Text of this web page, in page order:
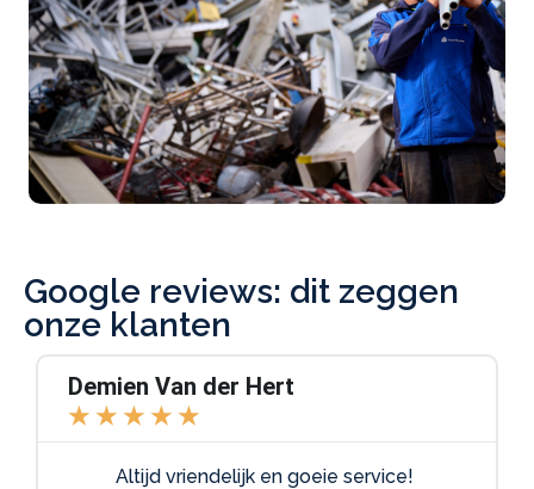
Google reviews: dit zeggen
onze klanten
Demien Van der Hert
★ ★ ★ ★ ★
Altijd vriendelijk en goeie service!